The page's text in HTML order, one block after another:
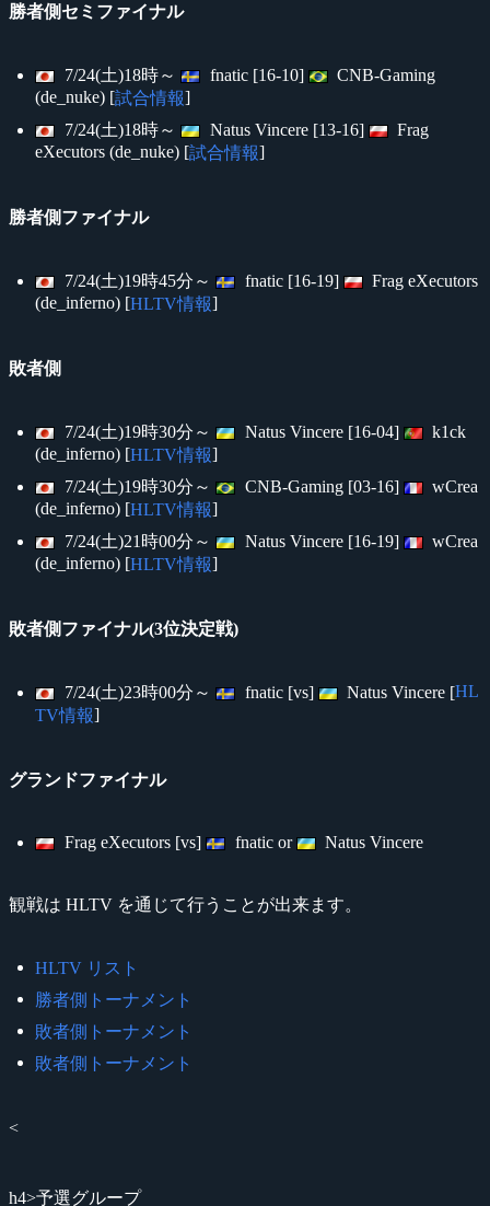
勝者側セミファイナル
7/24(土)18時～ fnatic [16-10]
CNB-Gaming
(de_nuke) [試合情報]
7/24(土)18時～
Natus Vincere [13-16]
Frag
eXecutors (de_nuke) [試合情報]
勝者側ファイナル
7/24(土)19時45分～ fnatic [16-19]
Frag eXecutors
(de_inferno) [HLTV情報]
敗者側
7/24(土)19時30分～ Natus Vincere [16-04]
k1ck
(de_inferno) [HLTV情報]
7/24(土)19時30分～
CNB-Gaming [03-16]
wCrea
(de_inferno) [HLTV情報]
7/24(土)21時00分～
Natus Vincere [16-19]
wCrea
(de_inferno) [HLTV情報]
敗者側ファイナル(3位決定戦)
7/24(土)23時00分～ fnatic [vs] Natus Vincere [HL
TV情報]
グランドファイナル
Frag eXecutors [vs] fnatic or Natus Vincere
観戦は HLTV を通じて行うことが出来ます。
HLTV リスト
勝者側トーナメント
敗者側トーナメント
敗者側トーナメント
<
h4>予選グループ